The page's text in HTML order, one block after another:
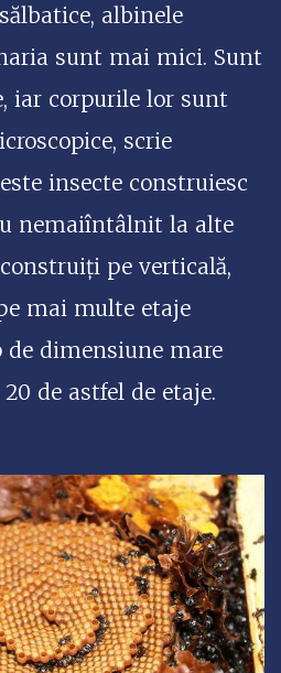
albinele
sunt mai mici. Sunt
iar corpurile lor sunt
scrie
insecte construiesc
nemaiîntâlnit la alte
pe verticală,
mai multe etaje
dimensiune mare
de astfel de etaje.